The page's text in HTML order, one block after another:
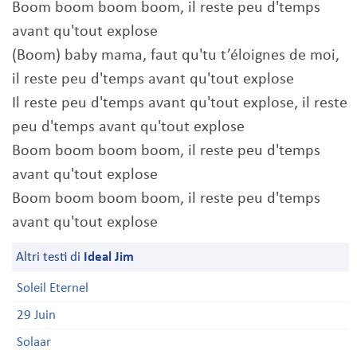
Boom boom boom boom, il reste peu d'temps
avant qu'tout explose
(Boom) baby mama, faut qu'tu t’éloignes de moi,
il reste peu d'temps avant qu'tout explose
Il reste peu d'temps avant qu'tout explose, il reste
peu d'temps avant qu'tout explose
Boom boom boom boom, il reste peu d'temps
avant qu'tout explose
Boom boom boom boom, il reste peu d'temps
avant qu'tout explose
Altri testi di Ideal Jim
Soleil Eternel
29 Juin
Solaar